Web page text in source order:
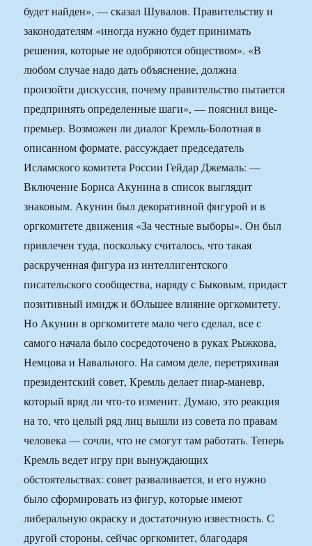
будет найден», — сказал Шувалов. Правительству и
законодателям «иногда нужно будет принимать
решения, которые не одобряются обществом». «В
любом случае надо дать объяснение, должна
произойти дискуссия, почему правительство пытается
предпринять определенные шаги», — пояснил вице-
премьер. Возможен ли диалог Кремль-Болотная в
описанном формате, рассуждает председатель
Исламского комитета России Гейдар Джемаль: —
Включение Бориса Акунина в список выглядит
знаковым. Акунин был декоративной фигурой и в
оргкомитете движения «За честные выборы». Он был
привлечен туда, поскольку считалось, что такая
раскрученная фигура из интеллигентского
писательского сообщества, наряду с Быковым, придаст
позитивный имидж и бОльшее влияние оргкомитету.
Но Акунин в оргкомитете мало чего сделал, все с
самого начала было сосредоточено в руках Рыжкова,
Немцова и Навального. На самом деле, перетряхивая
президентский совет, Кремль делает пиар-маневр,
который вряд ли что-то изменит. Думаю, это реакция
на то, что целый ряд лиц вышли из совета по правам
человека — сочли, что не смогут там работать. Теперь
Кремль ведет игру при вынуждающих
обстоятельствах: совет разваливается, и его нужно
было сформировать из фигур, которые имеют
либеральную окраску и достаточную известность. С
другой стороны, сейчас оргкомитет, благодаря